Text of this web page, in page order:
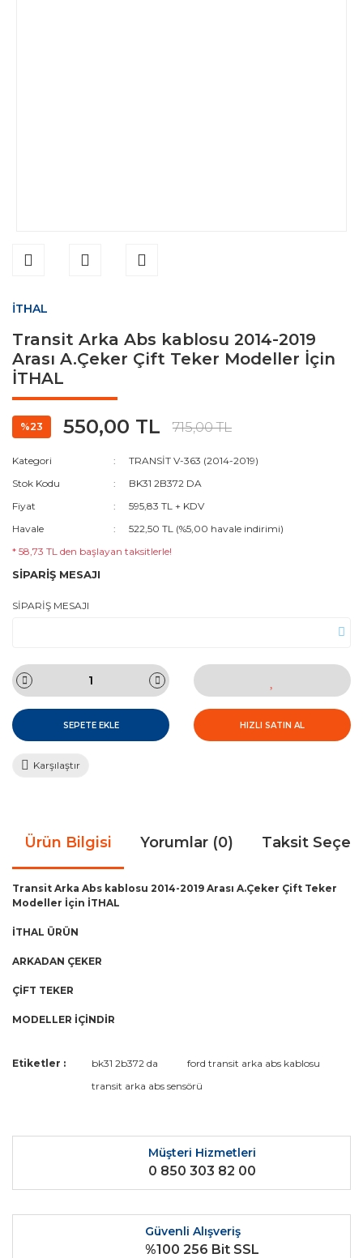
İTHAL
Transit Arka Abs kablosu 2014-2019
Arası A.Çeker Çift Teker Modeller İçin
İTHAL
%23 550,00 TL 715,00 TL
Kategori
TRANSİT V-363 (2014-2019)
Stok Kodu
BK31 2B372 DA
Fiyat
595,83 TL + KDV
Havale
522,50 TL (%5,00 havale indirimi)
* 58,73 TL den başlayan taksitlerle!
SİPARİŞ MESAJI
SİPARİŞ MESAJI
SEPETE EKLE HIZLI SATIN AL
Karşılaştır
Ürün Bilgisi Yorumlar (0) Taksit
Transit Arka Abs kablosu 2014-2019 Arası A.Çeker Çift Teker
Modeller İçin İTHAL
İTHAL ÜRÜN
ARKADAN ÇEKER
ÇİFT TEKER
MODELLER İÇİNDİR
Bu ürüne ilk yorumu siz yapın!
Yorum Yaz
Bu ürünün fiyat bilgisi, resim, ürün açıklamalarında ve diğer
kullanarak tarafımıza iletebilirsiniz.
Ürün resmi kalitesiz, bozuk veya görüntülenemiyor.
Ürün açıklamasında eksik bilgiler bulunuyor.
Ürün bilgilerinde hatalar bulunuyor.
Ürün fiyatı diğer sitelerden daha pahalı.
Bu ürüne benzer farklı alternatifler olmalı.
Etiketler : bk31 2b372 da
ford transit arka abs kablosu
transit arka abs sensörü
Müşteri Hizmetleri
0 850 303 82 00
Güvenli Alışveriş
%100 256 Bit SSL